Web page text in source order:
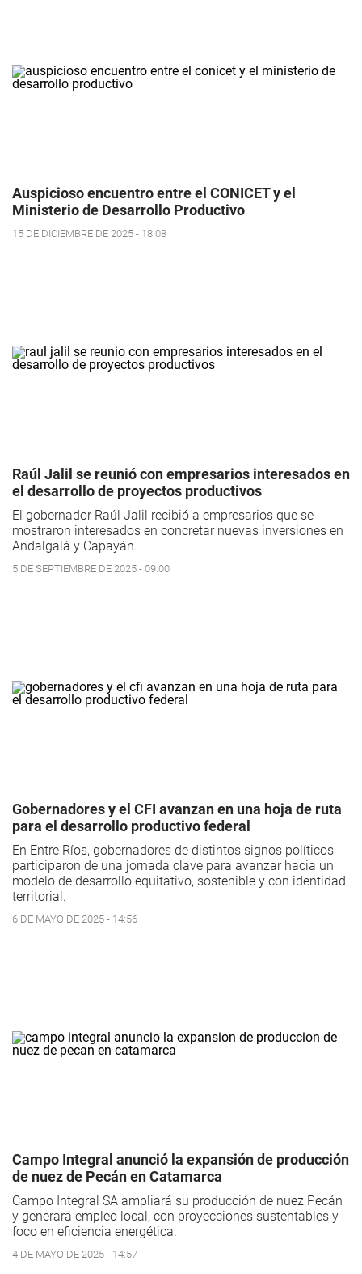
Auspicioso encuentro entre el CONICET y el
Ministerio de Desarrollo Productivo
15 DE DICIEMBRE DE 2025 - 18:08
Raúl Jalil se reunió con empresarios interesados en
el desarrollo de proyectos productivos
El gobernador Raúl Jalil recibió a empresarios que se
mostraron interesados en concretar nuevas inversiones en
Andalgalá y Capayán.
5 DE SEPTIEMBRE DE 2025 - 09:00
Gobernadores y el CFI avanzan en una hoja de ruta
para el desarrollo productivo federal
En Entre Ríos, gobernadores de distintos signos políticos
participaron de una jornada clave para avanzar hacia un
modelo de desarrollo equitativo, sostenible y con identidad
territorial.
6 DE MAYO DE 2025 - 14:56
Campo Integral anunció la expansión de producción
de nuez de Pecán en Catamarca
Campo Integral SA ampliará su producción de nuez Pecán
y generará empleo local, con proyecciones sustentables y
foco en eficiencia energética.
4 DE MAYO DE 2025 - 14:57